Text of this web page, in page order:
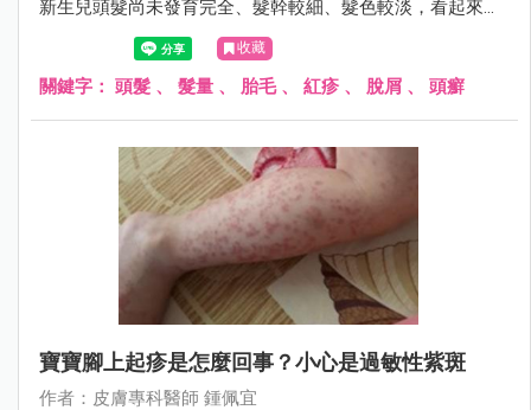
新生兒頭髮尚未發育完全、髮幹較細、髮色較淡，看起來總
是稀疏無毛，坊間才會流傳一堆偏方，像是剃胎毛、抹生
薑、擦母乳來刺激毛囊生長。其實過度刺激反而很傷頭皮...
收藏
關鍵字： 頭髮 、 髮量 、 胎毛、 紅疹 、 脫屑 、 頭癬
寶寶腳上起疹是怎麼回事？小心是過敏性紫斑
作者：皮膚專科醫師 鍾佩宜